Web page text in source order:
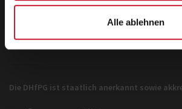
Alle ablehnen
info@dhfpg.de
Die DHfPG ist staatlich anerkannt sowie